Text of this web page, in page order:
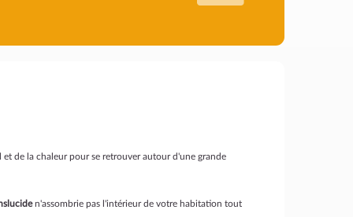
de la chaleur pour se retrouver autour d'une grande
n'assombrie pas l'intérieur de votre habitation tout